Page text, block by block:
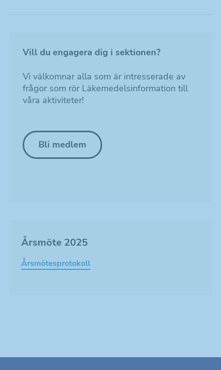
Vill du engagera dig i sektionen?
Vi välkomnar alla som är intresserade av
frågor som rör Läkemedelsinformation till
våra aktiviteter!
Bli medlem
Årsmöte 2025
Årsmötesprotokoll